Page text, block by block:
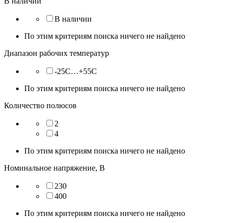
В наличии
По этим критериям поиска ничего не найдено
Диапазон рабочих температур
-25C…+55C
По этим критериям поиска ничего не найдено
Количество полюсов
2
4
По этим критериям поиска ничего не найдено
Номинальное напряжение, В
230
400
По этим критериям поиска ничего не найдено